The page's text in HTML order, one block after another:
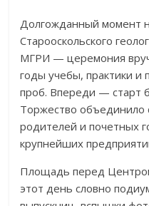
Долгожданный момент
Старооскольского
МГРИ — церемония
годы учебы, практики и
проб. Впереди — старт
Торжество объединило
родителей и почетных
крупнейших
Площадь перед
этот день словно